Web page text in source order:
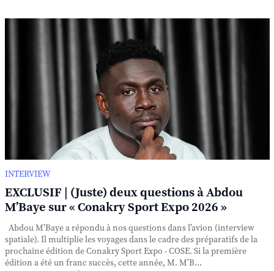
INTERVIEW
EXCLUSIF | (Juste) deux questions à Abdou
M’Baye sur « Conakry Sport Expo 2026 »
Abdou M’Baye a répondu à nos questions dans l’avion (interview
spatiale). Il multiplie les voyages dans le cadre des préparatifs de la
prochaine édition de Conakry Sport Expo - COSE. Si la première
édition a été un franc succès, cette année, M. M’B...